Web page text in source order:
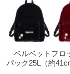
ベルベットフロ
パック25L（約